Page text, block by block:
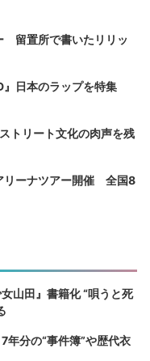
留置所で書いたリリッ
』日本のラップを特集
トリート文化の肉声を残
リーナツアー開催 全国8
山田』書籍化 “唄うと死
分の“事件簿”や歴代衣